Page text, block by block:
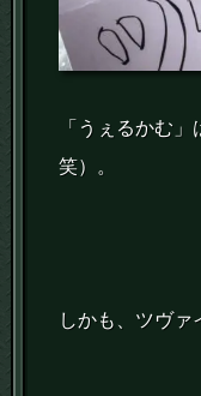
「うぇるかむ
笑）。
しかも、ツヴァ